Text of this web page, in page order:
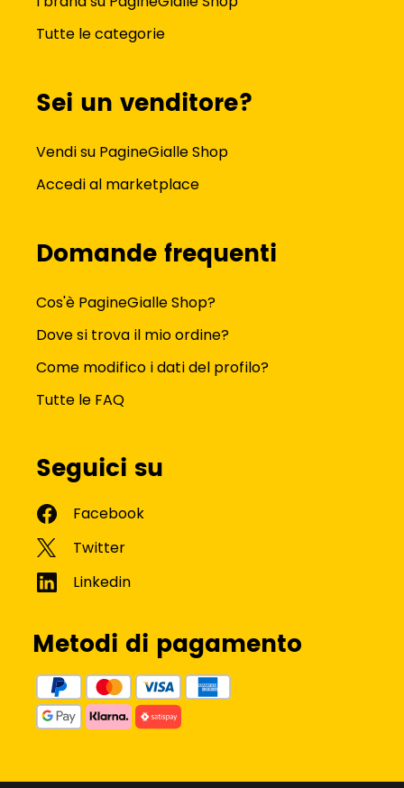
Tutte le categorie
Sei un venditore?
Vendi su PagineGialle Shop
Accedi al marketplace
Domande frequenti
Cos'è PagineGialle Shop?
Dove si trova il mio ordine?
Come modifico i dati del profilo?
Tutte le FAQ
Seguici su
Metodi di pagamento